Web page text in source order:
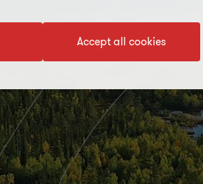
Accept all cookies